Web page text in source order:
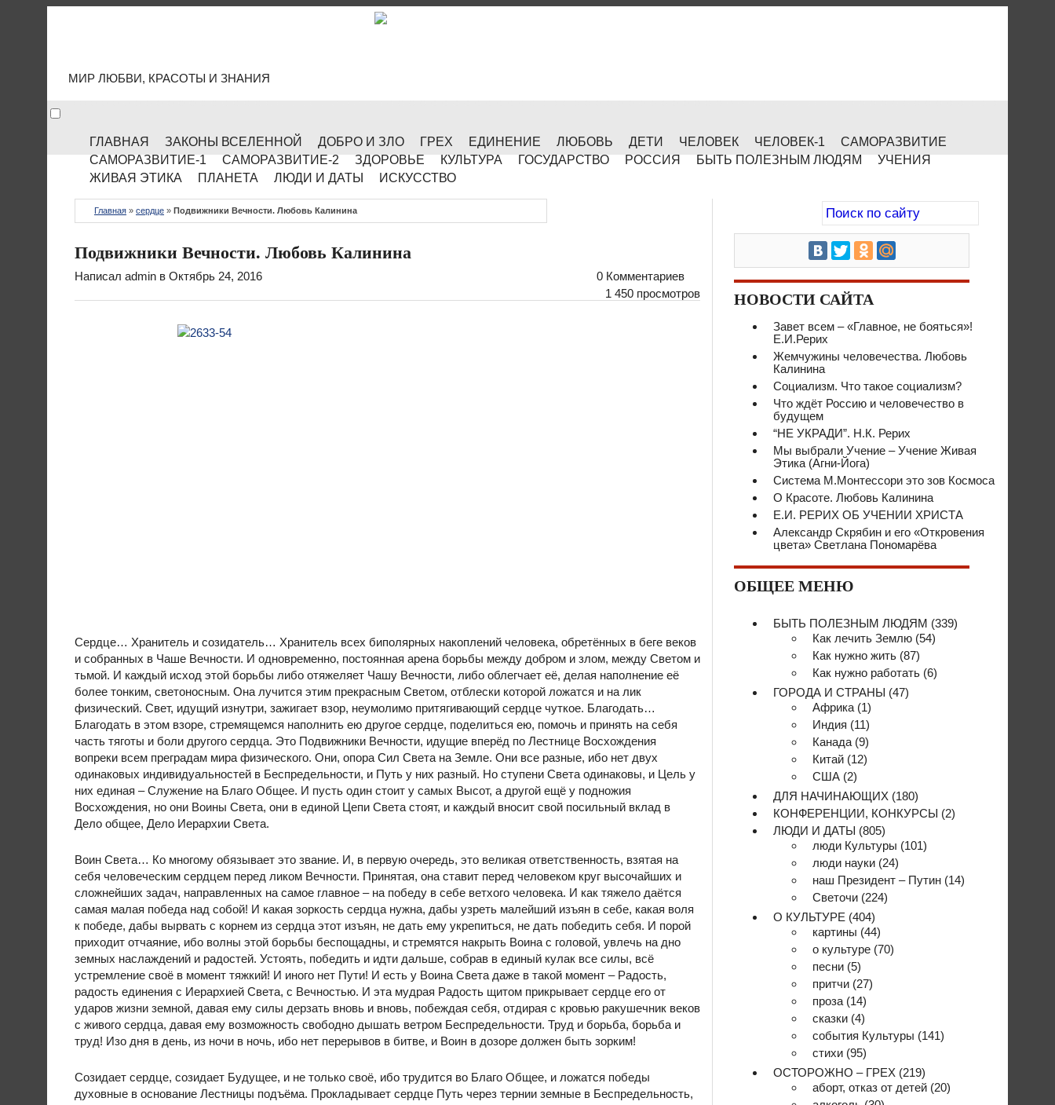
МИР ЛЮБВИ, КРАСОТЫ И ЗНАНИЯ
ГЛАВНАЯ ЗАКОНЫ ВСЕЛЕННОЙ ДОБРО И ЗЛО ГРЕХ ЕДИНЕНИЕ ЛЮБОВЬ ДЕТИ ЧЕЛОВЕК ЧЕЛОВЕК-1
САМОРАЗВИТИЕ
САМОРАЗВИТИЕ-1
САМОРАЗВИТИЕ-2 ЗДОРОВЬЕ КУЛЬТУРА ГОСУДАРСТВО РОССИЯ БЫТЬ ПОЛЕЗНЫМ ЛЮДЯМ
УЧЕНИЯ
ЖИВАЯ ЭТИКА
ПЛАНЕТА ЛЮДИ И ДАТЫ ИСКУССТВО
Главная » сердце » Подвижники Вечности. Любовь Калинина
Подвижники Вечности. Любовь Калинина
Написал admin в Октябрь 24, 2016
0 Комментариев
1 450 просмотров
Сердце… Хранитель и созидатель… Хранитель всех биполярных накоплений человека, обретённых в беге веков
и собранных в Чаше Вечности. И одновременно, постоянная арена борьбы между добром и злом, между Светом и
тьмой. И каждый исход этой борьбы либо отяжеляет Чашу Вечности, либо облегчает её, делая наполнение её
более тонким, светоносным. Она лучится этим прекрасным Светом, отблески которой ложатся и на лик
физический. Свет, идущий изнутри, зажигает взор, неумолимо притягивающий сердце чуткое. Благодать…
Благодать в этом взоре, стремящемся наполнить ею другое сердце, поделиться ею, помочь и принять на себя
часть тяготы и боли другого сердца. Это Подвижники Вечности, идущие вперёд по Лестнице Восхождения
вопреки всем преградам мира физического. Они, опора Сил Света на Земле. Они все разные, ибо нет двух
одинаковых индивидуальностей в Беспредельности, и Путь у них разный. Но ступени Света одинаковы, и Цель у
них единая – Служение на Благо Общее. И пусть один стоит у самых Высот, а другой ещё у подножия
Восхождения, но они Воины Света, они в единой Цепи Света стоят, и каждый вносит свой посильный вклад в
Дело общее, Дело Иерархии Света.
Воин Света… Ко многому обязывает это звание. И, в первую очередь, это великая ответственность, взятая на
себя человеческим сердцем перед ликом Вечности. Принятая, она ставит перед человеком круг высочайших и
сложнейших задач, направленных на самое главное – на победу в себе ветхого человека. И как тяжело даётся
самая малая победа над собой! И какая зоркость сердца нужна, дабы узреть малейший изъян в себе, какая воля
к победе, дабы вырвать с корнем из сердца этот изъян, не дать ему укрепиться, не дать победить себя. И порой
приходит отчаяние, ибо волны этой борьбы беспощадны, и стремятся накрыть Воина с головой, увлечь на дно
земных наслаждений и радостей. Устоять, победить и идти дальше, собрав в единый кулак все силы, всё
устремление своё в момент тяжкий! И иного нет Пути! И есть у Воина Света даже в такой момент – Радость,
радость единения с Иерархией Света, с Вечностью. И эта мудрая Радость щитом прикрывает сердце его от
ударов жизни земной, давая ему силы дерзать вновь и вновь, побеждая себя, отдирая с кровью ракушечник веков
с живого сердца, давая ему возможность свободно дышать ветром Беспредельности. Труд и борьба, борьба и
труд! Изо дня в день, из ночи в ночь, ибо нет перерывов в битве, и Воин в дозоре должен быть зорким!
Созидает сердце, созидает Будущее, и не только своё, ибо трудится во Благо Общее, и ложатся победы
духовные в основание Лестницы подъёма. Прокладывает сердце Путь через тернии земные в Беспредельность,
НОВОСТИ САЙТА
Завет всем – «Главное, не бояться»!
Е.И.Рерих
Жемчужины человечества. Любовь
Калинина
Социализм. Что такое социализм?
Что ждёт Россию и человечество в
будущем
“НЕ УКРАДИ”. Н.К. Рерих
Мы выбрали Учение – Учение Живая
Этика (Агни-Йога)
Система М.Монтессори это зов Космоса
О Красоте. Любовь Калинина
Е.И. РЕРИХ ОБ УЧЕНИИ ХРИСТА
Александр Скрябин и его «Откровения
цвета» Светлана Пономарёва
ОБЩЕЕ МЕНЮ
БЫТЬ ПОЛЕЗНЫМ ЛЮДЯМ (339)
Как лечить Землю (54)
Как нужно жить (87)
Как нужно работать (6)
ГОРОДА И СТРАНЫ (47)
Африка (1)
Индия (11)
Канада (9)
Китай (12)
США (2)
ДЛЯ НАЧИНАЮЩИХ (180)
КОНФЕРЕНЦИИ, КОНКУРСЫ (2)
ЛЮДИ И ДАТЫ (805)
люди Культуры (101)
люди науки (24)
наш Президент – Путин (14)
Светочи (224)
О КУЛЬТУРЕ (404)
картины (44)
о культуре (70)
песни (5)
притчи (27)
проза (14)
сказки (4)
события Культуры (141)
стихи (95)
ОСТОРОЖНО – ГРЕХ (219)
аборт, отказ от детей (20)